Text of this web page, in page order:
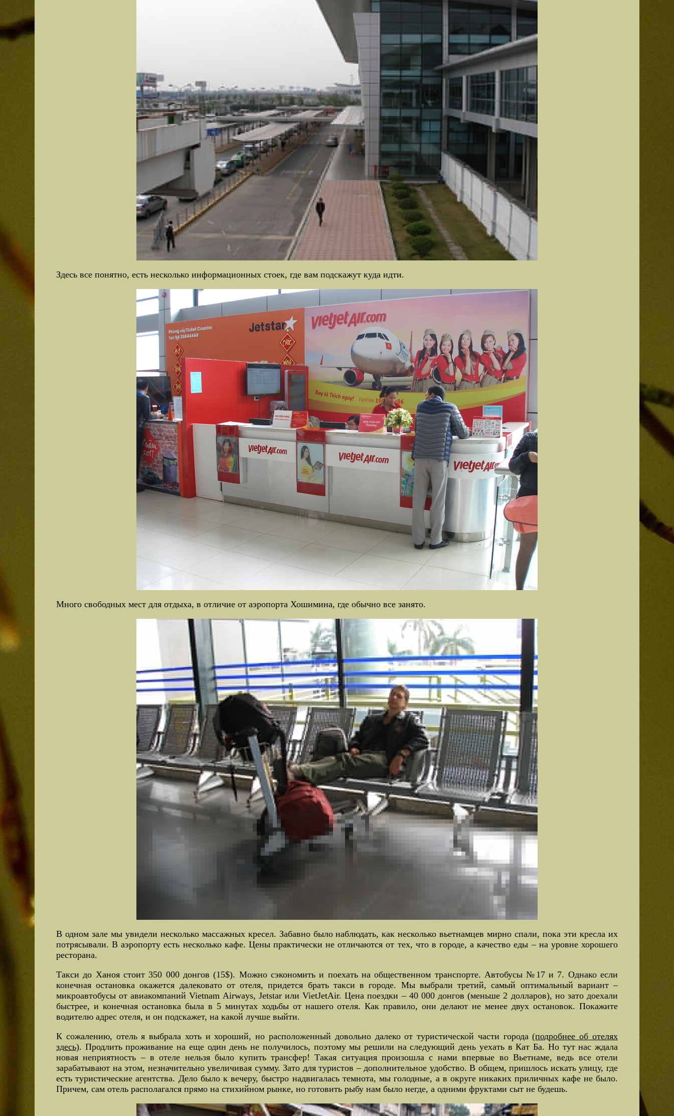
Здесь все понятно, есть несколько информационных стоек, где вам подскажут куда идти.
Много свободных мест для отдыха, в отличие от аэропорта Хошимина, где обычно все занято.
В одном зале мы увидели несколько массажных кресел. Забавно было наблюдать, как несколько вьетнамцев мирно спали, пока эти кресла их
потрясывали. В аэропорту есть несколько кафе. Цены практически не отличаются от тех, что в городе, а качество еды – на уровне хорошего
ресторана.
Такси до Ханоя стоит 350 000 донгов (15$). Можно сэкономить и поехать на общественном транспорте. Автобусы №17 и 7. Однако если
конечная остановка окажется далековато от отеля, придется брать такси в городе. Мы выбрали третий, самый оптимальный вариант –
микроавтобусы от авиакомпаний Vietnam Airways, Jetstar или VietJetAir. Цена поездки – 40 000 донгов (меньше 2 долларов), но зато доехали
быстрее, и конечная остановка была в 5 минутах ходьбы от нашего отеля. Как правило, они делают не менее двух остановок. Покажите
водителю адрес отеля, и он подскажет, на какой лучше выйти.
К сожалению, отель я выбрала хоть и хороший, но расположенный довольно далеко от туристической части города(подробнее об отелях
здесь). Продлить проживание на еще один день не получилось, поэтому мы решили на следующий день уехать в Кат Ба. Но тут нас ждала
новая неприятность – в отеле нельзя было купить трансфер! Такая ситуация произошла с нами впервые во Вьетнаме, ведь все отели
зарабатывают на этом, незначительно увеличивая сумму. Зато для туристов – дополнительное удобство. В общем, пришлось искать улицу, где
есть туристические агентства. Дело было к вечеру, быстро надвигалась темнота, мы голодные, а в округе никаких приличных кафе не было.
Причем, сам отель располагался прямо на стихийном рынке, но готовить рыбу нам было негде, а одними фруктами сыт не будешь.